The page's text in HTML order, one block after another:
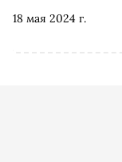
18 мая 2024 г.
отрывок